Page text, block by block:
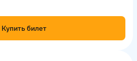
Купить билет